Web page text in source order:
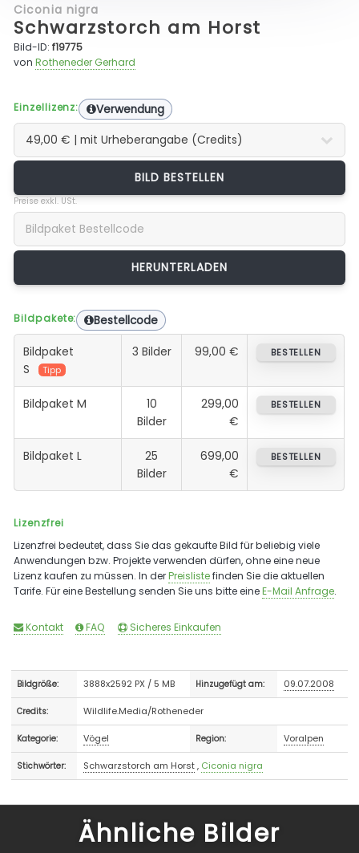
Ciconia nigra
Schwarzstorch am Horst
Bild-ID:f19775
vonRotheneder Gerhard
Einzellizenz: Verwendung
BILD BESTELLEN
Preise exkl. USt.
Bildpakete: Bestellcode
Bildpaket
S
Tipp
3 Bilder 99,00 € BESTELLEN
Bildpaket M
10
Bilder
299,00
€
BESTELLEN
Bildpaket L
25
Bilder
699,00
€
BESTELLEN
Lizenzfrei
Lizenzfrei bedeutet, dass Sie das gekaufte Bild für beliebig viele
Anwendungen bzw. Projekte verwenden dürfen, ohne eine neue
Lizenz kaufen zu müssen. In derPreislistefinden Sie die aktuellen
Tarife. Für eine Bestellung senden Sie uns bitte eineE-Mail Anfrage.
Kontakt FAQ Sicheres Einkaufen
Bildgröße: 3888x2592 PX / 5 MB Hinzugefügt am: 09.07.2008
Credits: Wildlife.Media/Rotheneder
Kategorie: Vögel Region: Voralpen
Stichwörter: Schwarzstorch am Horst, Ciconia nigra
Ähnliche Bilder